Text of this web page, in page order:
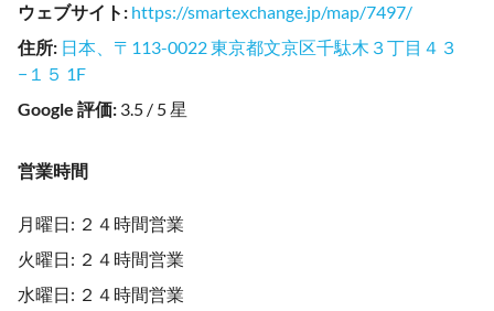
ウェブサイト : https://smartexchange.jp/map/7497/
住所: 日本、〒113-0022 東京都文京区千駄木３丁目４３
−１５ 1F
Google 評価: 3.5 / 5 星
営業時間
月曜日: ２４時間営業
火曜日: ２４時間営業
水曜日: ２４時間営業